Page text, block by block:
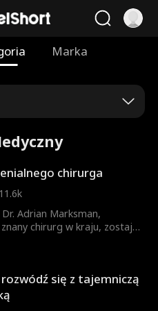
Marka
chirurga
11.6k
Adrian Marksman,
chirurg w kraju, zostaje
jego dawny szpital do
a gdy Preston zdaje
że zwolnił niewłaściwego
się z tajemniczą